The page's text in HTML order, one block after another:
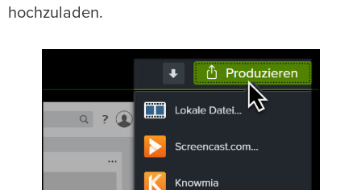
hochzuladen.